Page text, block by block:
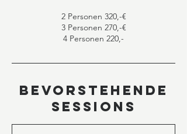
2 Personen 320,-€
3 Personen 270,-€
4 Personen 220,-
Bevorstehende
Sessions